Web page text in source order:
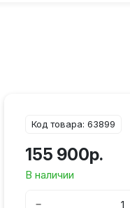
Код товара: 63899
155 900р.
В наличии
−